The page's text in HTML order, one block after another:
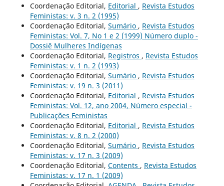
Coordenação Editorial, Editorial , Revista Estudos
Feministas: v. 3 n. 2 (1995)
Coordenação Editorial, Sumário , Revista Estudos
Feministas: Vol. 7, No 1 e 2 (1999) Número duplo -
Dossiê Mulheres Indígenas
Coordenação Editorial, Registros , Revista Estudos
Feministas: v. 1 n. 2 (1993)
Coordenação Editorial, Sumário , Revista Estudos
Feministas: v. 19 n. 3 (2011)
Coordenação Editorial, Editorial , Revista Estudos
Feministas: Vol. 12, ano 2004, Número especial -
Publicações Feministas
Coordenação Editorial, Editorial , Revista Estudos
Feministas: v. 8 n. 2 (2000)
Coordenação Editorial, Sumário , Revista Estudos
Feministas: v. 17 n. 3 (2009)
Coordenação Editorial, Contents , Revista Estudos
Feministas: v. 17 n. 1 (2009)